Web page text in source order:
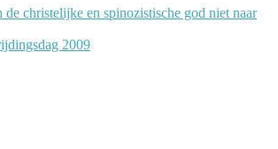
de christelijke en spinozistische god niet naar
2009